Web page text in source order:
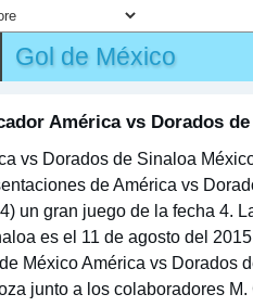
Gol de México
América vs Dorados
vs Dorados de Sinaloa
de América vs
un gran juego de la fecha 4.
es el 11 de agosto del
México América vs Dorados
junto a los colaboradores
▶ Partidos
✎ Otros